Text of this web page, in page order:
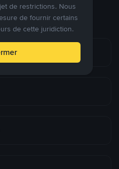
de restrictions. Nous
de fournir certains
de cette juridiction.